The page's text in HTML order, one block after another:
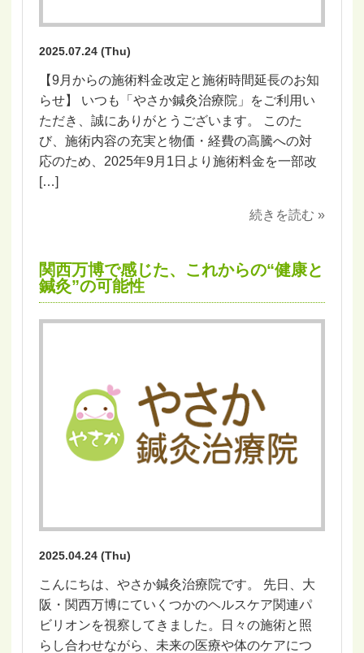
2025.07.24 (Thu)
【9月からの施術料金改定と施術時間延長のお知
らせ】 いつも「やさか鍼灸治療院」をご利用い
ただき、誠にありがとうございます。 このた
び、施術内容の充実と物価・経費の高騰への対
応のため、2025年9月1日より施術料金を一部改
[…]
続きを読む »
関西万博で感じた、これからの“健康と
鍼灸”の可能性
2025.04.24 (Thu)
こんにちは、やさか鍼灸治療院です。 先日、大
阪・関西万博にていくつかのヘルスケア関連パ
ビリオンを視察してきました。日々の施術と照
らし合わせながら、未来の医療や体のケアにつ